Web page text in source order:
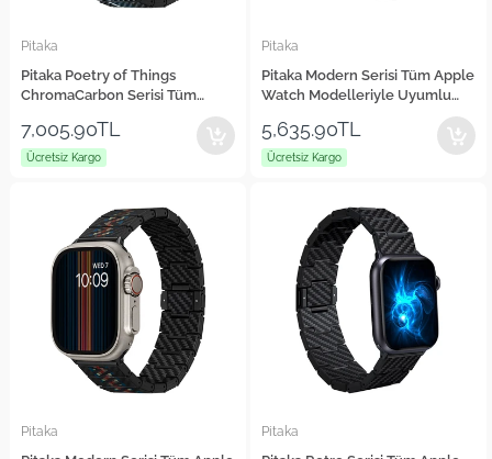
Pitaka
Pitaka Poetry of Things
ChromaCarbon Serisi Tüm
Uyumlu Aramid Fiber ve
Karbon Fiber Moon Universal
7,005.90TL
Ücretsiz Kargo
Pitaka
Pitaka Modern Serisi Tüm Apple
Watch Modelleriyle Uyumlu
Karbon Fiber Black-Grey Twill
Universal Kordon
5,635.90TL
Ücretsiz Kargo
Pitaka Pitaka